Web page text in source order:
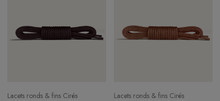
Lacets ronds & fins Cirés Lacets ronds & fins Cirés